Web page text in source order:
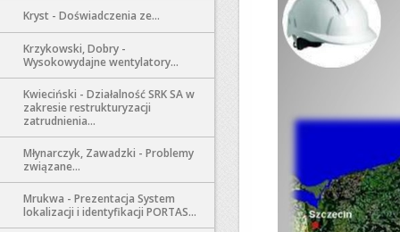
Kryst - Doświadczenia ze…
Krzykowski, Dobry -
Wysokowydajne wentylatory…
Kwieciński - Działalność SRK SA w
zakresie restrukturyzacji
zatrudnienia...
Młynarczyk, Zawadzki - Problemy
związane…
Mrukwa - Prezentacja System
lokalizacji i identyfikacji PORTAS...